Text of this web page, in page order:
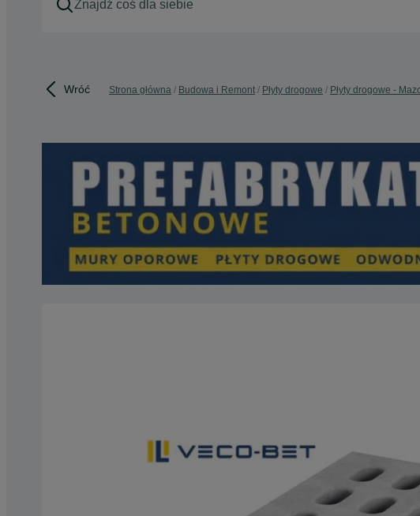
Wróć Strona główna Budowa i Remont Płyty drogowe Płyty drogowe -